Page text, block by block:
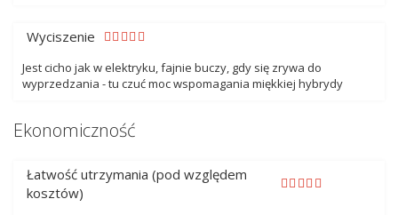
Wyciszenie
Jest cicho jak w elektryku, fajnie buczy, gdy się zrywa do
wyprzedzania - tu czuć moc wspomagania miękkiej hybrydy
Ekonomiczność
Łatwość utrzymania (pod względem
kosztów)